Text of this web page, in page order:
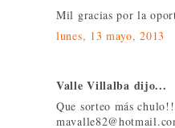
Mil gracias por la
lunes, 13 mayo, 2013
Valle Villalba dijo...
Que sorteo más